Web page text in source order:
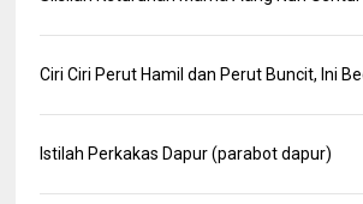
Ciri Ciri Perut Hamil dan Perut Buncit, Ini
Istilah Perkakas Dapur (parabot dapur)